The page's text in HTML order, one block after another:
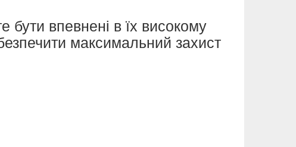
впевнені в їх високому
максимальний захист